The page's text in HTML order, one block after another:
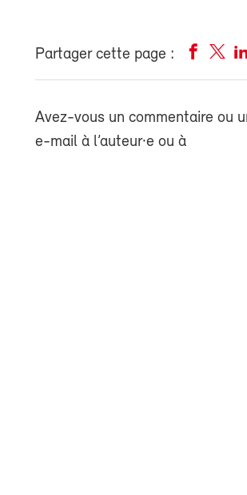
Partager cette page :
Avez-vous un commentaire ou
e-mail à l’auteur·e ou à